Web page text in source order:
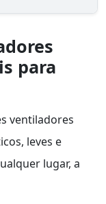
para
ventiladores
leves e
lugar, a